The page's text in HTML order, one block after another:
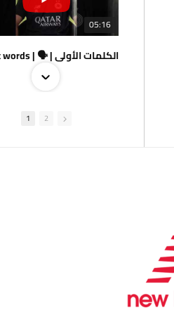
05:16
الكلمات الأولى | 🗣 | First words
1 2